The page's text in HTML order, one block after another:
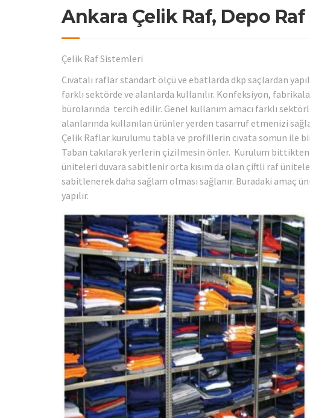
Ankara Çelik Raf, Depo
Çelik Raf Sistemleri
Cıvatalı raflar standart ölçü ve ebatlarda dkp saçlardan
farklı sektörde ve alanlarda kullanılır. Konfeksiyon,
bürolarında tercih edilir. Genel kullanım amacı farklı
alanlarında kullanılan ürünler yerden tasarruf etmenizi
Çelik Raflar kurulumu tabla ve profillerin cıvata somun ile
Taban takılarak yerlerin çizilmesin önler. Kurulum
üniteleri duvara sabitlenir orta kısım da olan çiftli raf
sabitlenerek daha sağlam olması sağlanır. Buradaki amaç
yapılır.